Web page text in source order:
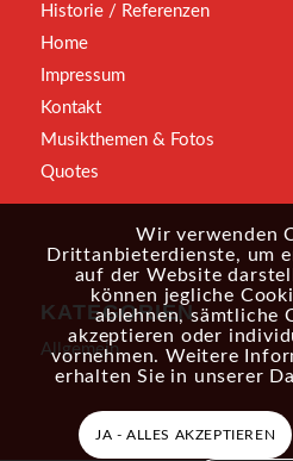
Historie / Referenzen
Home
Impressum
Kontakt
Musikthemen & Fotos
Quotes
KATEGORIEN
Allgemein
Wir verwenden
Drittanbieterdienste, um
auf der Website
können jegliche
ablehnen, sämtliche
akzeptieren oder
vornehmen. Weitere
erhalten Sie in unserer
JA - ALLES AKZEPTIEREN